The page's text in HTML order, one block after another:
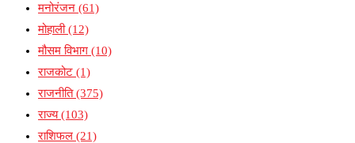
मनोरंजन (61)
मोहाली(12)
मौसम विभाग (10)
राजकोट (1)
राजनीति(375)
राज्य(103)
राशिफल (21)